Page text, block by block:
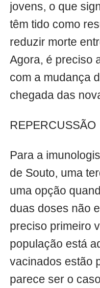
jovens, o que
têm tido como
reduzir morte
Agora, é preciso
com a mudança
chegada das
REPERCUSSÃO
Para a
de Souto, uma
uma opção
duas doses não
preciso primeiro
população está
vacinados estão
parece ser o